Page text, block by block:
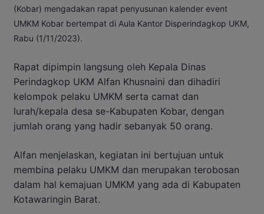
(Kobar) mengadakan rapat penyusunan kalender event
UMKM Kobar bertempat di Aula Kantor Disperindagkop UKM,
Rabu (1/11/2023).
Rapat dipimpin langsung oleh Kepala Dinas
Perindagkop UKM Alfan Khusnaini dan dihadiri
kelompok pelaku UMKM serta camat dan
lurah/kepala desa se-Kabupaten Kobar, dengan
jumlah orang yang hadir sebanyak 50 orang.
Alfan menjelaskan, kegiatan ini bertujuan untuk
membina pelaku UMKM dan merupakan terobosan
dalam hal kemajuan UMKM yang ada di Kabupaten
Kotawaringin Barat.